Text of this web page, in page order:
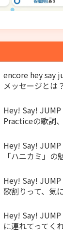
encore hey say
メッセージとは？
Hey! Say!
Practiceの歌詞
Hey! Say!
「ハニカミ」の
Hey! Say!
歌割りって、気
Hey! Say!
に連れてってく